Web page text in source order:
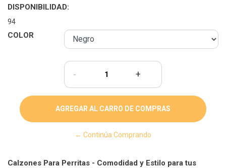
DISPONIBILIDAD:
94
COLOR
- +
← Continúa Comprando
Calzones Para Perritas - Comodidad y Estilo para tus